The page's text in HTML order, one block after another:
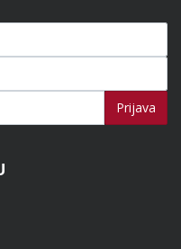
Prijava